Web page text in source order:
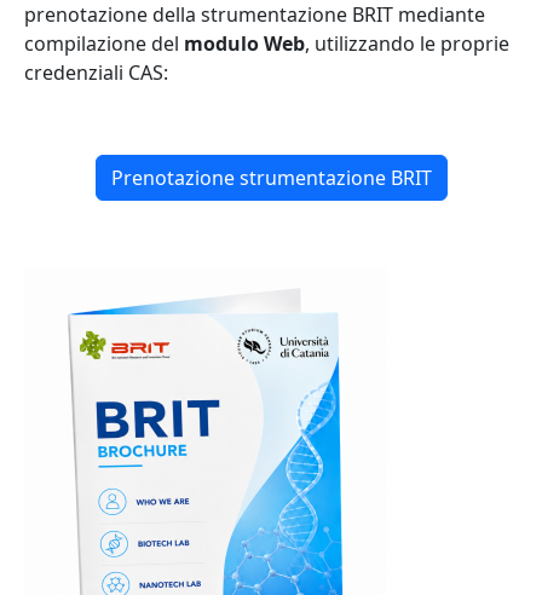
prenotazione della strumentazione BRIT mediante
compilazione del modulo Web, utilizzando le proprie
credenziali CAS:
Prenotazione strumentazione BRIT